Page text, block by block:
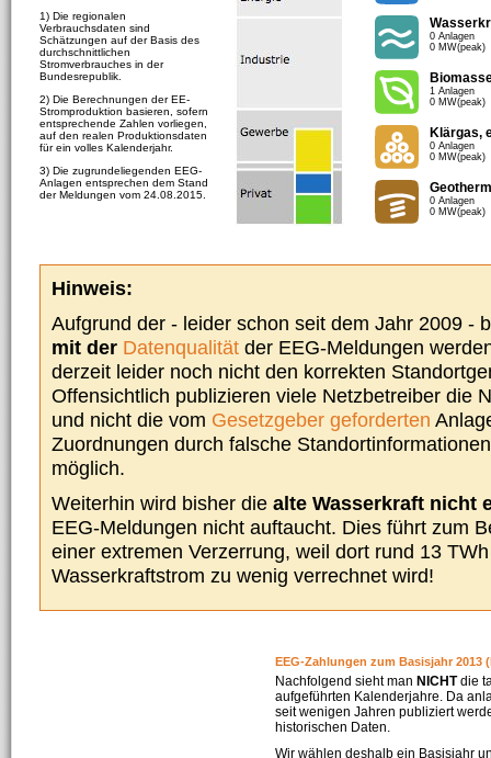
1) Die regionalen
Verbrauchsdaten sind
Schätzungen auf der Basis des
durchschnittlichen
Stromverbrauches in der
Bundesrepublik.
2) Die Berechnungen der EE-
Stromproduktion basieren, sofern
entsprechende Zahlen vorliegen,
auf den realen Produktionsdaten
für ein volles Kalenderjahr.
3) Die zugrundeliegenden EEG-
Anlagen entsprechen dem Stand
der Meldungen vom 24.08.2015.
0 Anlagen
0 MW(peak)
1 Anlagen
0 MW(peak)
Klärgas,
0 Anlagen
0 MW(peak)
0 Anlagen
0 MW(peak)
Hinweis:
Aufgrund der - leider schon seit dem Jahr 2009 -
mit der Datenqualität der EEG-Meldungen
derzeit leider noch nicht den korrekten
Offensichtlich publizieren viele Netzbetreiber die
und nicht die vom Gesetzgeber geforderten
Zuordnungen durch falsche
möglich.
Weiterhin wird bisher die alte Wasserkraft nicht
EEG-Meldungen nicht auftaucht. Dies führt zum
einer extremen Verzerrung, weil dort rund 13
Wasserkraftstrom zu wenig verrechnet wird!
EEG-Zahlungen zum Basisjahr 2013
Nachfolgend sieht man NICHTdie
aufgeführten Kalenderjahre. Da
seit wenigen Jahren publiziert
historischen Daten.
Wir wählen deshalb ein Basisjahr